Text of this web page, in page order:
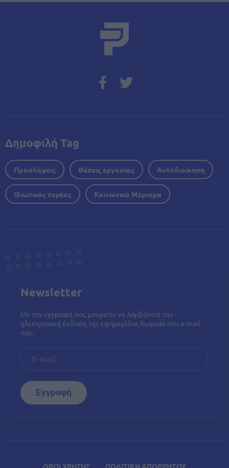
ΟΡΟΙ ΧΡΗΣΗΣ ΠΟΛΙΤΙΚΗ ΑΠΟΡΡΗΤΟΥ
Δημοφιλή Tag
Προσλήψεις Θέσεις εργασίας Αυτοδιοίκηση
Ιδιωτικός τομέας Κοινωνικό Μέρισμα
Newsletter
Με την εγγραφή σας μπορείτε να λαμβάνετε την
ηλεκτρονική έκδοση της εφημερίδας δωρεάν στο e-mail
σας.